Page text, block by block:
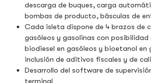
descarga de buques, carga
bombas de producto, básculas de
Cada isleta dispone de 4 brazos de
gasóleos y gasolinas con posibilidad
biodiesel en gasóleos y bioetanol en
inclusión de aditivos fiscales y de
Desarrollo del software de
terminal